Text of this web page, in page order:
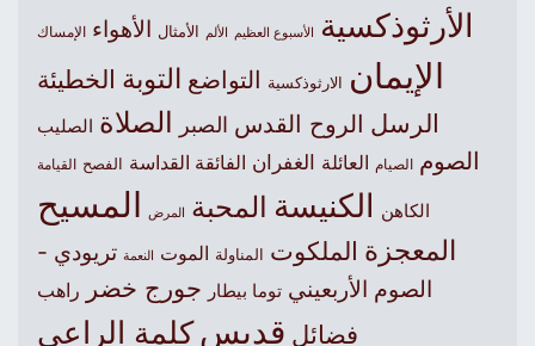
الأرثوذكسية الأسبوع العظيم الألم الأمثال الأهواء الإمساك
الإيمان الارثوذكسية التواضع التوبة الخطيئة
الرسل الروح القدس الصبر الصلاة الصليب
الصوم الصيام العائلة الغفران الفائقة القداسة الفصح القيامة
الكاهن الكنيسةالمحبة المرض المسيح
المعجزة الملكوت المناولة الموت النعمة تريودي -
الصوم الأربعيني توما بيطار جورج خضر راهب
فضائل قديس كلمة الراعي